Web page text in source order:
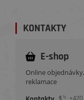
KONTAKTY
E-shop
Online
reklamace